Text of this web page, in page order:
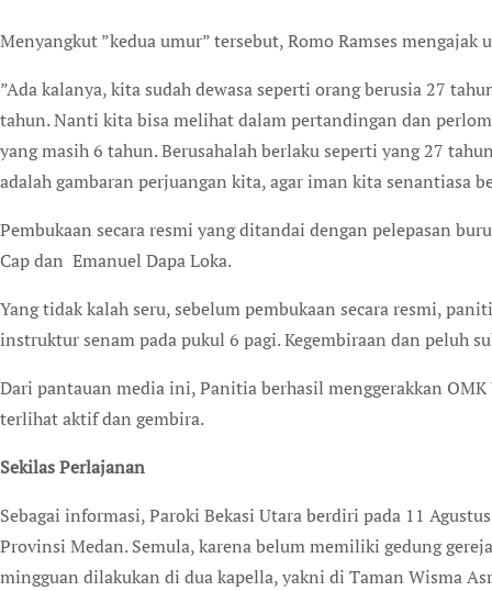
Menyangkut ”kedua umur” tersebut, Romo Ramses mengajak
”Ada kalanya, kita sudah dewasa seperti orang berusia 27
tahun. Nanti kita bisa melihat dalam pertandingan dan
yang masih 6 tahun. Berusahalah berlaku seperti yang 27
adalah gambaran perjuangan kita, agar iman kita senantiasa
Pembukaan secara resmi yang ditandai dengan pelepasan
Cap dan Emanuel Dapa Loka.
Yang tidak kalah seru, sebelum pembukaan secara resmi,
instruktur senam pada pukul 6 pagi. Kegembiraan dan peluh
Dari pantauan media ini, Panitia berhasil menggerakkan
terlihat aktif dan gembira.
Sekilas Perlajanan
Sebagai informasi, Paroki Bekasi Utara berdiri pada 11
Provinsi Medan. Semula, karena belum memiliki gedung
mingguan dilakukan di dua kapella, yakni di Taman Wisma